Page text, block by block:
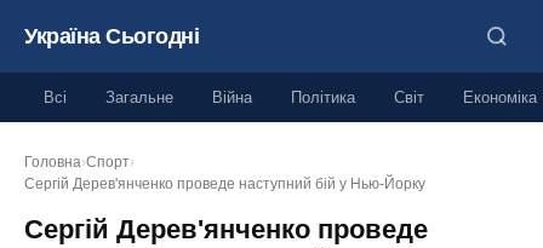
Україна Сьогодні
Всі Загальне Війна Політика Світ Економіка
Головна›Спорт›
Сергій Дерев'янченко проведе наступний бій у Нью-Йорку
Сергій Дерев'янченко проведе